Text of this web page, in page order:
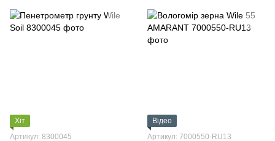
Хіт
Артикул: 8300045
Відео
Артикул: 7000550-RU13